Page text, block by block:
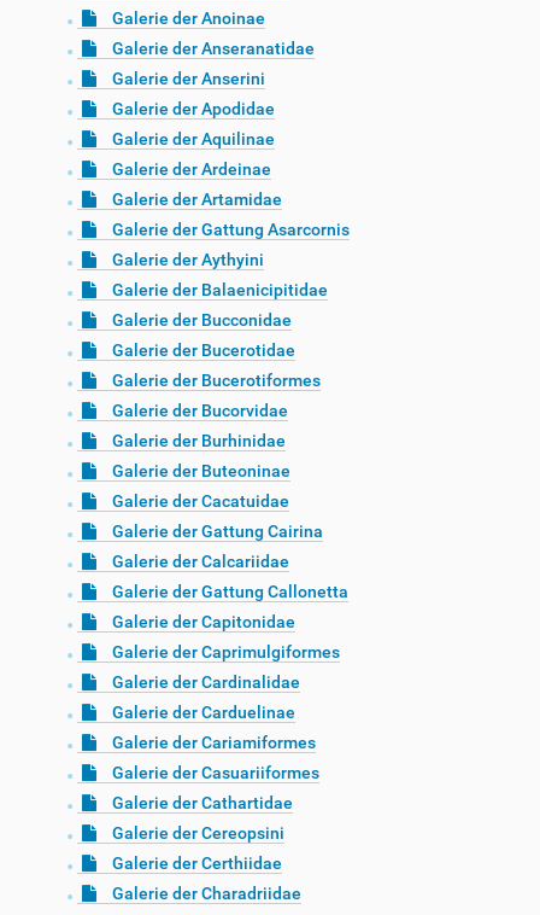
Galerie der Anoinae
Galerie der Anseranatidae
Galerie der Anserini
Galerie der Apodidae
Galerie der Aquilinae
Galerie der Ardeinae
Galerie der Artamidae
Galerie der Gattung Asarcornis
Galerie der Aythyini
Galerie der Balaenicipitidae
Galerie der Bucconidae
Galerie der Bucerotidae
Galerie der Bucerotiformes
Galerie der Bucorvidae
Galerie der Burhinidae
Galerie der Buteoninae
Galerie der Cacatuidae
Galerie der Gattung Cairina
Galerie der Calcariidae
Galerie der Gattung Callonetta
Galerie der Capitonidae
Galerie der Caprimulgiformes
Galerie der Cardinalidae
Galerie der Carduelinae
Galerie der Cariamiformes
Galerie der Casuariiformes
Galerie der Cathartidae
Galerie der Cereopsini
Galerie der Certhiidae
Galerie der Charadriidae